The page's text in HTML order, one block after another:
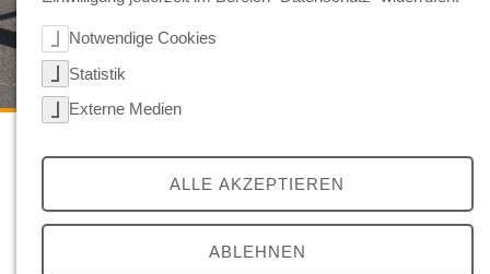
Fahrzeugsperren - Wir stoppen jede Bedrohung!
Infrastrukturschutz - Covid 19 Abwehr - Corona Abwehr
Bauteile für Sonderfahrzeug
Notwendige Cookies
Statistik
Externe Medien
ALLE AKZEPTIEREN
ABLEHNEN